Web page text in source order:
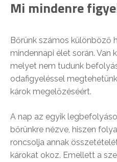
Mi mindenre
Bőrünk számos különböző
mindennapi élet során. Van
melyet nem tudunk
odafigyeléssel
károk megelőzéséért.
A nap az egyik
bőrünkre nézve, hiszen
roncsolja annak
károkat okoz. Emellett a